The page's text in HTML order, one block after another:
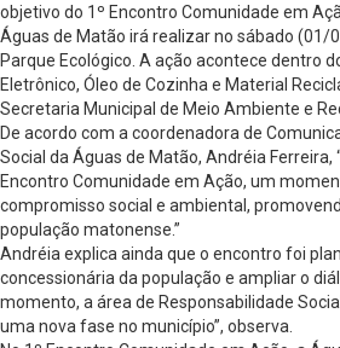
objetivo do 1º Encontro Comunidade em
Águas de Matão irá realizar no sábado (01/
Parque Ecológico. A ação acontece dentro
Eletrônico, Óleo de Cozinha e Material
Secretaria Municipal de Meio Ambiente e
De acordo com a coordenadora de
Social da Águas de Matão, Andréia Ferreira,
Encontro Comunidade em Ação, um
compromisso social e ambiental,
população matonense.”
Andréia explica ainda que o encontro foi
concessionária da população e ampliar o
momento, a área de Responsabilidade
uma nova fase no município”, observa.